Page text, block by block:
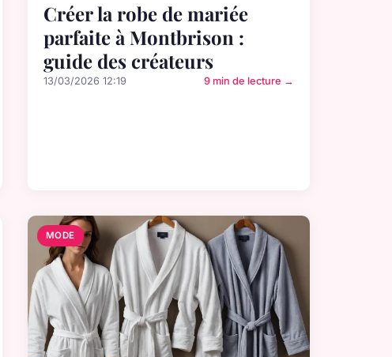
Créer la robe de mariée
parfaite à Montbrison :
guide des créateurs
13/03/2026 12:19 9 min de lecture →
MODE